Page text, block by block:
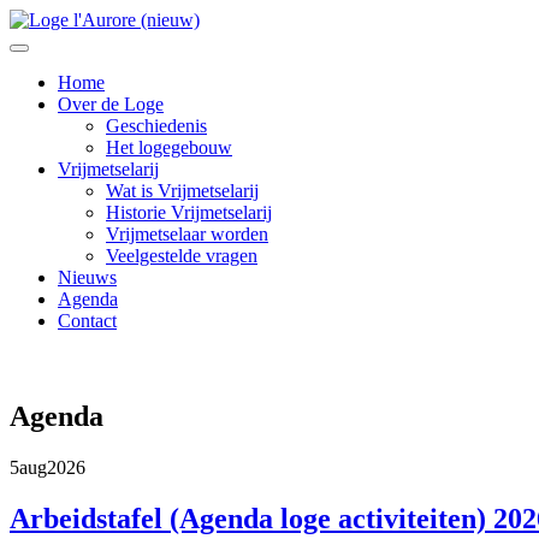
Home
Over de Loge
Geschiedenis
Het logegebouw
Vrijmetselarij
Wat is Vrijmetselarij
Historie Vrijmetselarij
Vrijmetselaar worden
Veelgestelde vragen
Nieuws
Agenda
Contact
Agenda
5aug2026
Arbeidstafel (Agenda loge activiteiten)